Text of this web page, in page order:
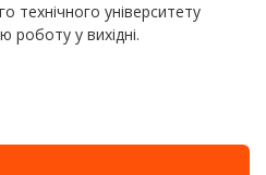
технічного університету
роботу у вихідні.